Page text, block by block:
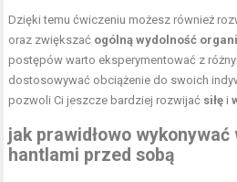
Dzięki temu ćwiczeniu możesz również
oraz zwiększać ogólnąwydolność
postępów warto eksperymentować z
dostosowywać obciążenie do swoich
pozwoli Ci jeszcze bardziej rozwijać siłę i
jak prawidłowo
hantlami przed sobą